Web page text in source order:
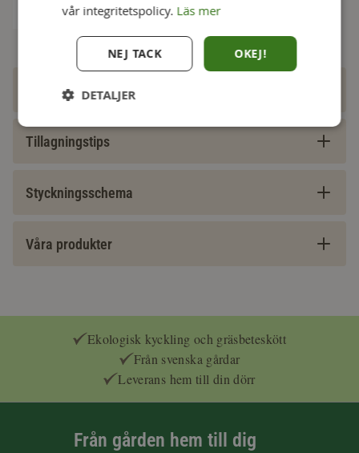
Recept
Tillagningstips
Styckningsschema
Våra produkter
Ekologisk kyckling och gräsbeteskött
Från svenska gårdar
Leverans hem till din dörr
Från gården hem till dig
vår integritetspolicy. Läs mer
OKEJ!
NEJ TACK
DETALJER